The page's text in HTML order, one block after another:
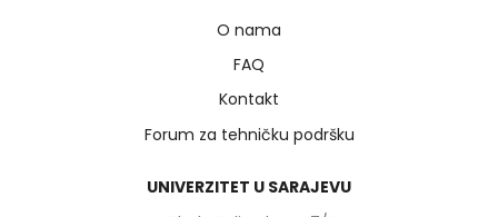
O nama
FAQ
Kontakt
Forum za tehničku podršku
UNIVERZITET U SARAJEVU